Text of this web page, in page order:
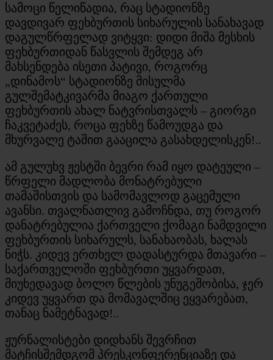
სამოცი წელიწადია, რაც სტადიონზე
დავდივარ ფეხბურთის სიხარულის სანახავად
დაგულწრფელად ვიტყვი: დიდი მიშა მესხის
ფეხბურთიდან წასვლის შემდეგ არ
მახსენდება ისეთი პატივი, როგორც
„დინამოს“ სტადიონზე მისულმა
გულშემატკივარმა მიაგო ქართული
ფეხბურთის ახალ ნატვრისთვალს – გიორგი
ჩაკვეტაძეს, როცა ფეხზე წამოუდგა და
მხურვალე ტაშით გააცილა გასახდელისკენ!..
ამ გულუხვ ჟესტში ბევრი რამ იყო დატეული –
წრფელი მადლობა მონატრებული
თამაშისთვის და სამომავლოდ გაცემული
ავანსი. თვალნათლივ გამოჩნდა, თუ როგორ
დანატრებულია ქართველი ქომაგი ნამდვილი
ფეხბურთის სიხარულს, სანახაობას, ხალას
ნიჭს. კიდევ ერთხელ დადასტურდა მთავარი –
საქართველოში ფეხბურთი უყვარდათ,
მიუხედავად ბოლო წლების უნუგეშობისა, ჯერ
კიდევ უყვართ და მომავალშიც ეყვარებათ,
თანაც ნამეტნავად!..
ჟურნალისტები დიდხანს შევრჩით
მატჩისშემდგომ პრესკონფერენციაზე და